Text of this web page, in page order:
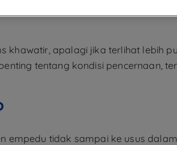
khawatir, apalagi jika terlihat lebih
tentang kondisi pencernaan,
empedu tidak sampai ke usus